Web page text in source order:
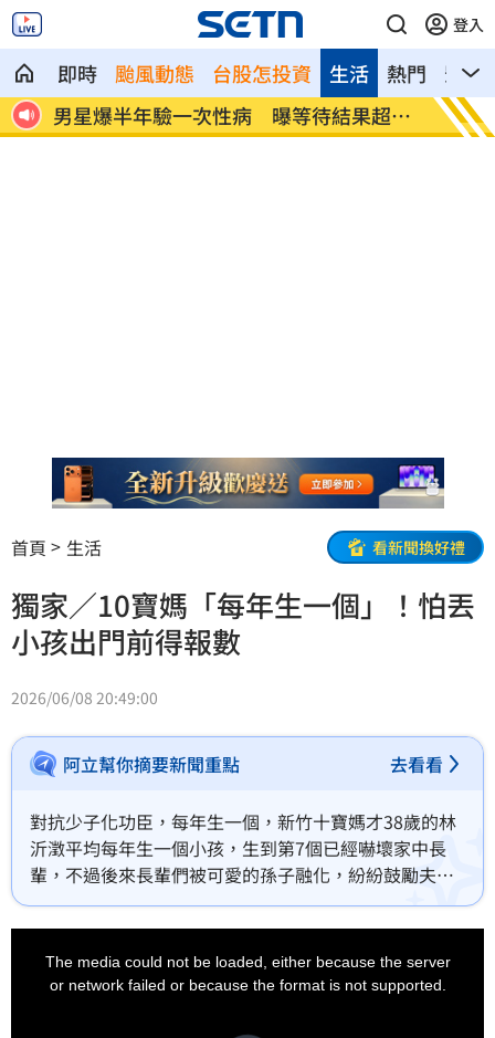
登入
即時 颱風動態 台股怎投資 熱門 影音
生活
追
男星爆半年驗一次性病 曝等待結果超忐
忑
佐藤
停
首頁 生活 看新聞換好禮
獨家／10寶媽「每年生一個」！怕丟
小孩出門前得報數
2026/06/08 20:49:00
阿立幫你摘要新聞重點 去看看
對抗少子化功臣，每年生一個，新竹十寶媽才38歲的林
沂澂平均每年生一個小孩，生到第7個已經嚇壞家中長
輩，不過後來長輩們被可愛的孫子融化，紛紛鼓勵夫妻
倆生10個湊十全十美。
The media could not be loaded, either because the server
or network failed or because the format is not supported.